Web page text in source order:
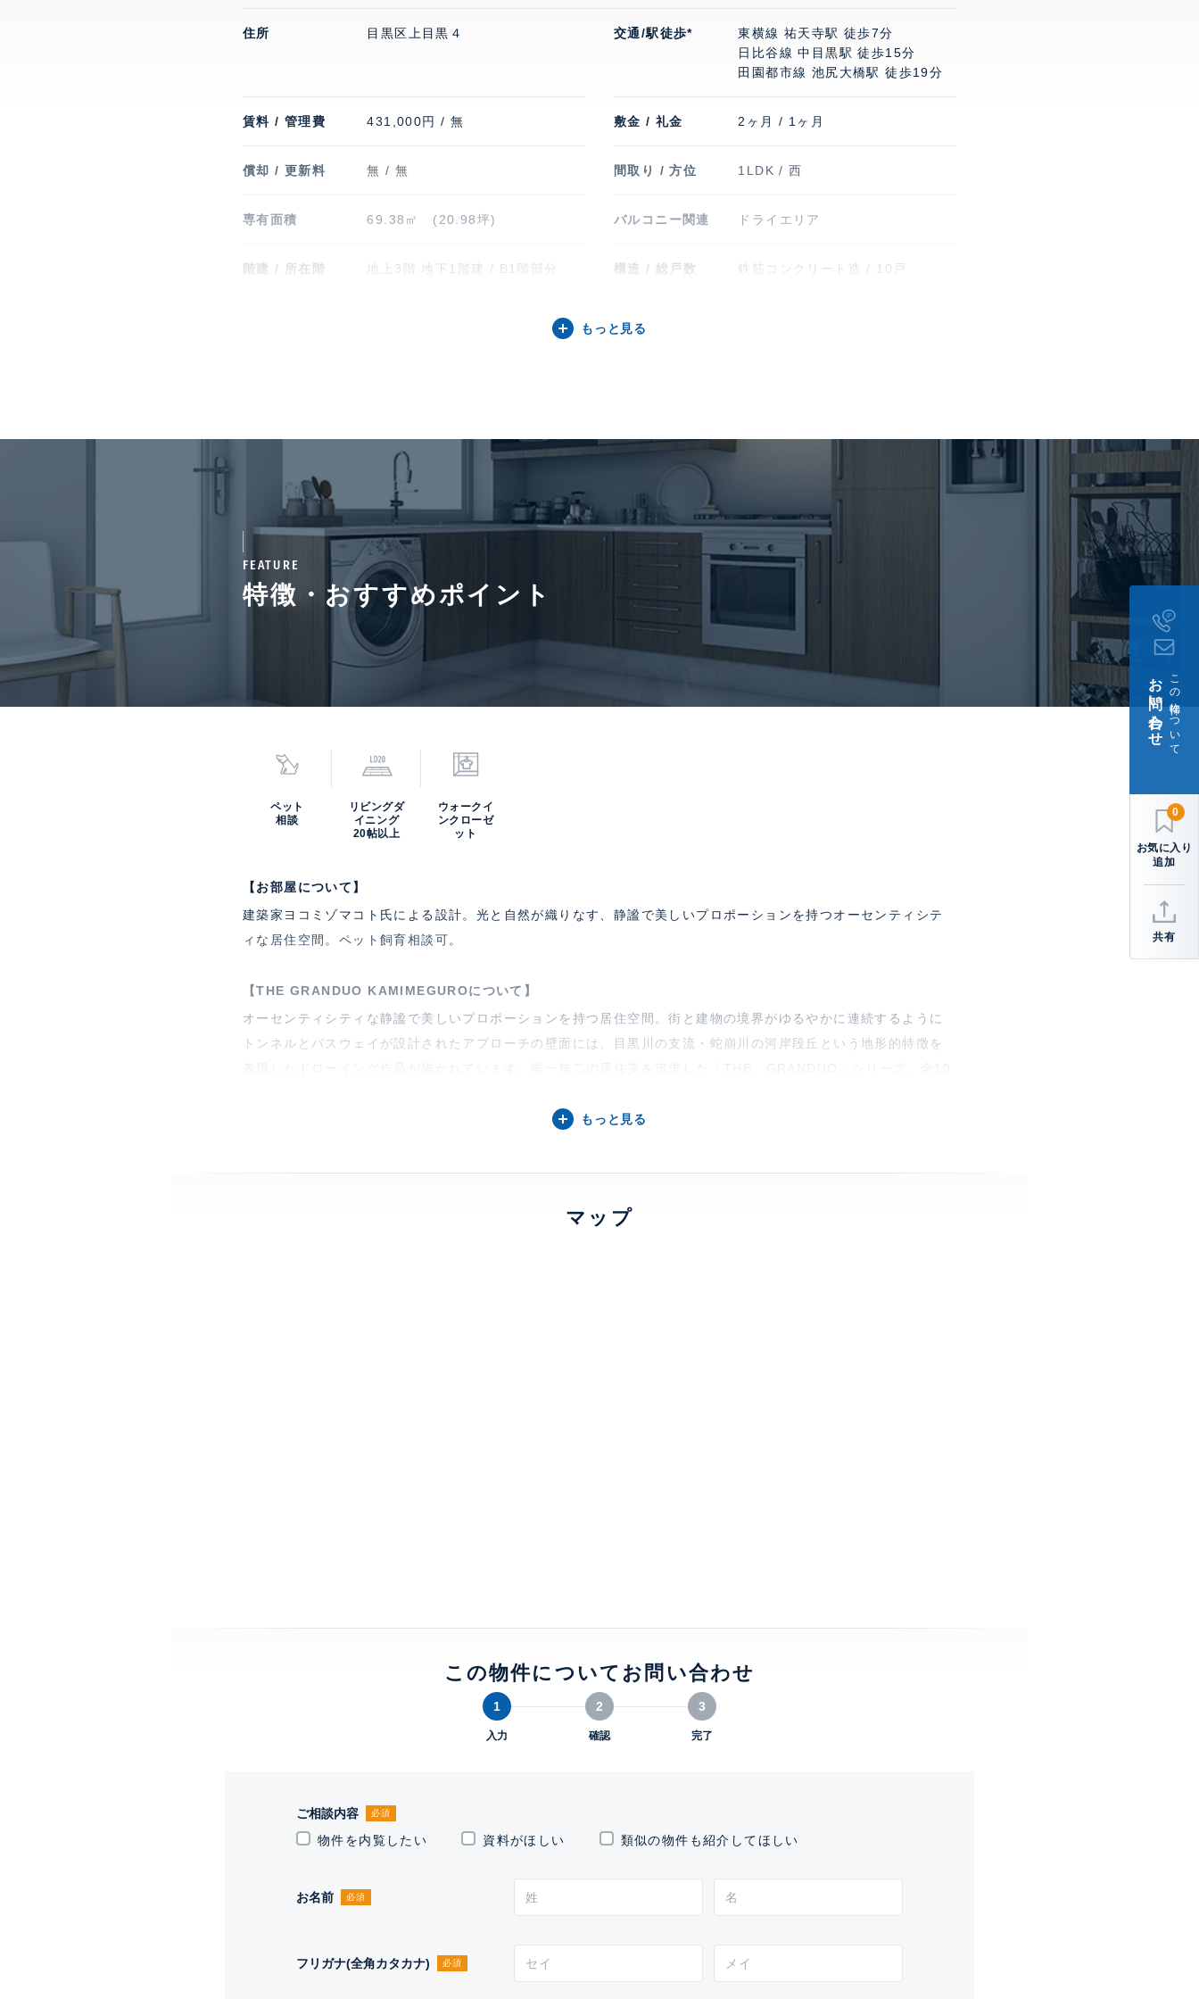
住所 目黒区上目黒４ 交通/駅徒歩*
東横線 祐天寺駅 徒歩7分
日比谷線 中目黒駅 徒歩15分
田園都市線 池尻大橋駅 徒歩19分
賃料 / 管理費 431,000円 / 無 敷金 / 礼金 2ヶ月 / 1ヶ月
償却 / 更新料 無 / 無 間取り / 方位 1LDK / 西
専有面積 69.38㎡ (20.98坪) バルコニー関連 ドライエリア
階建 / 所在階 地上3階 地下1階建 / B1階部分 構造 / 総戸数 鉄筋コンクリート造 / 10戸
■ペット飼育時、敷金1ヶ月積み増しになります。■保証会社必須。【月次型】初回保証料:契約時月額賃料等の
40%、継続保証料:毎月月額賃料等の1%(※保証委託最低金額 初回5万円、継続 月次1000円)。【年次型】初回保
証料:契約時月額賃料等の50%、継続保証料:毎年1万円。※契約型は保証会社による。
情報更新日 2026年8月3日 次回更新予定日 2026年8月17日
*「交通/駅徒歩」とは、当該物件の最寄駅(路線)、バス停、およびそこまでの徒歩所要時間を表示します。
もっと見る
FEATURE
特徴・おすすめポイント
ペット
相談
リビングダ
イニング
20帖以上
ウォークイ
ンクローゼ
ット
【お部屋について】
建築家ヨコミゾマコト氏による設計。光と自然が織りなす、静謐で美しいプロポーションを持つオーセンティシテ
ィな居住空間。ペット飼育相談可。
【THE GRANDUO KAMIMEGUROについて】
オーセンティシティな静謐で美しいプロポーションを持つ居住空間。街と建物の境界がゆるやかに連続するように
トンネルとパスウェイが設計されたアプローチの壁面には、目黒川の支流・蛇崩川の河岸段丘という地形的特徴を
もっと見る
マップ
この物件についてお問い合わせ
1
入力
2
確認
3
完了
ご相談内容 必須
物件を内覧したい 資料がほしい 類似の物件も紹介してほしい
お名前 必須
フリガナ(全角カタカナ) 必須
この物件について
お問い合わせ
0
共有